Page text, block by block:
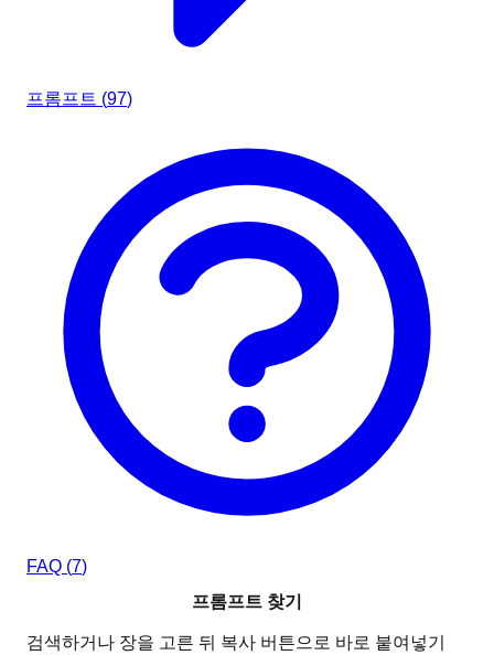
프롬프트 (97)
FAQ (7)
프롬프트 찾기
검색하거나 장을 고른 뒤 복사 버튼으로 바로 붙여넣기